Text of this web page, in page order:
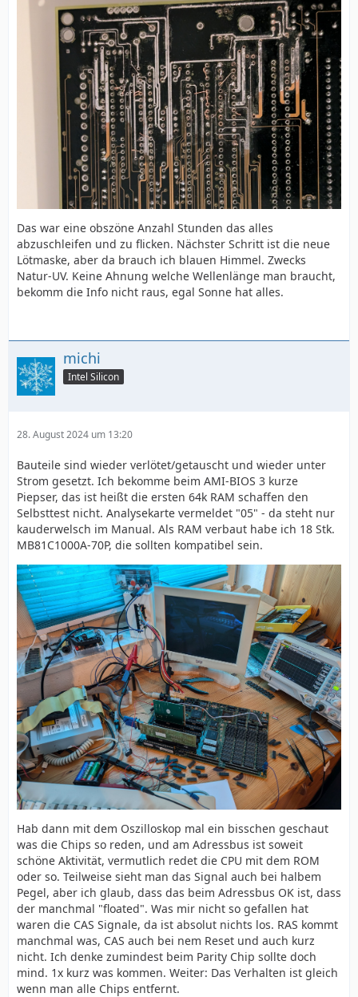
Das war eine obszöne Anzahl Stunden das alles
abzuschleifen und zu flicken. Nächster Schritt ist die neue
Lötmaske, aber da brauch ich blauen Himmel. Zwecks
Natur-UV. Keine Ahnung welche Wellenlänge man braucht,
bekomm die Info nicht raus, egal Sonne hat alles.
michi
Intel Silicon
28. August 2024 um 13:20
Bauteile sind wieder verlötet/getauscht und wieder unter
Strom gesetzt. Ich bekomme beim AMI-BIOS 3 kurze
Piepser, das ist heißt die ersten 64k RAM schaffen den
Selbsttest nicht. Analysekarte vermeldet "05" - da steht nur
kauderwelsch im Manual. Als RAM verbaut habe ich 18 Stk.
MB81C1000A-70P, die sollten kompatibel sein.
Hab dann mit dem Oszilloskop mal ein bisschen geschaut
was die Chips so reden, und am Adressbus ist soweit
schöne Aktivität, vermutlich redet die CPU mit dem ROM
oder so. Teilweise sieht man das Signal auch bei halbem
Pegel, aber ich glaub, dass das beim Adressbus OK ist, dass
der manchmal "floated". Was mir nicht so gefallen hat
waren die CAS Signale, da ist absolut nichts los. RAS kommt
manchmal was, CAS auch bei nem Reset und auch kurz
nicht. Ich denke zumindest beim Parity Chip sollte doch
mind. 1x kurz was kommen. Weiter: Das Verhalten ist gleich
wenn man alle Chips entfernt.